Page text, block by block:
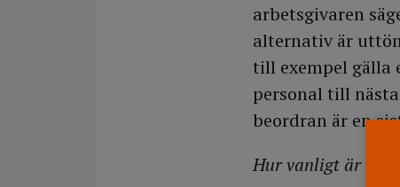
arbetsgivaren
alternativ är
till exempel gälla
personal till
beordran är en
Hur vanligt är det